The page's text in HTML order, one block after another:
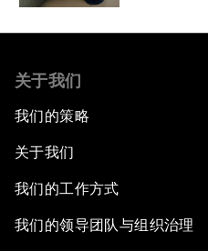
关于我们
我们的策略
关于我们
我们的工作方式
我们的领导团队与组织治理